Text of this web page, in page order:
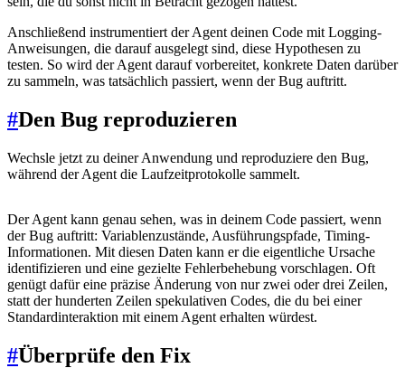
Anschließend instrumentiert der Agent deinen Code mit Logging-
Anweisungen, die darauf ausgelegt sind, diese Hypothesen zu
testen. So wird der Agent darauf vorbereitet, konkrete Daten darüber
zu sammeln, was tatsächlich passiert, wenn der Bug auftritt.
#Den Bug reproduzieren
Wechsle jetzt zu deiner Anwendung und reproduziere den Bug,
während der Agent die Laufzeitprotokolle sammelt.
Der Agent kann genau sehen, was in deinem Code passiert, wenn
der Bug auftritt: Variablenzustände, Ausführungspfade, Timing-
Informationen. Mit diesen Daten kann er die eigentliche Ursache
identifizieren und eine gezielte Fehlerbehebung vorschlagen. Oft
genügt dafür eine präzise Änderung von nur zwei oder drei Zeilen,
statt der hunderten Zeilen spekulativen Codes, die du bei einer
Standardinteraktion mit einem Agent erhalten würdest.
#Überprüfe den Fix